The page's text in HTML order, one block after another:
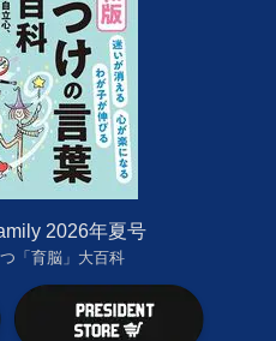
2026年夏号
「育脳」大百科